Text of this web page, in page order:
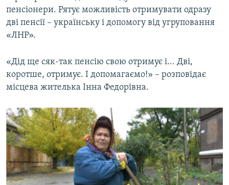
пенсіонери. Рятує можливість отримувати одразу
дві пенсії – українську і допомогу від угруповання
«ЛНР».
«Дід ще сяк-так пенсію свою отримує і... Дві,
коротше, отримує. І допомагаємо!» – розповідає
місцева жителька Інна Федорівна.